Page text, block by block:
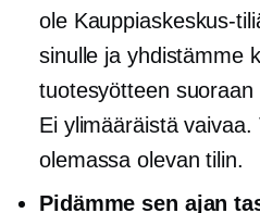
ole Kauppiaskeskus-
sinulle ja yhdistämme
tuotesyötteen
Ei ylimääräistä vaivaa.
olemassa olevan tilin.
Pidämme sen ajan